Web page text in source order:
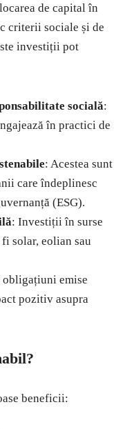
de capital în
criterii sociale și de
investiții pot
socială:
în practici de
: Acestea sunt
care îndeplinesc
(ESG).
: Investiții în surse
solar, eolian sau
obligațiuni emise
pozitiv asupra
beneficii: